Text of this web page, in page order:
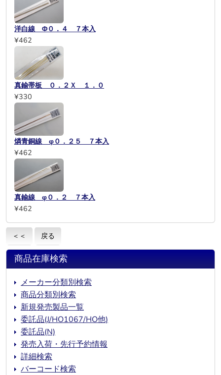
洋白線 Φ０．４ ７本入
¥462
真鍮帯板 ０．２Ｘ １．０
¥330
燐青銅線 φ０．２５ ７本入
¥462
真鍮線 φ０．２ ７本入
¥462
＜＜ 戻る
商品在庫検索
メーカー分類別検索
商品分類別検索
新規発売製品一覧
委託品(J/HO1067/HO他)
委託品(N)
発売入荷・先行予約情報
詳細検索
バーコード検索